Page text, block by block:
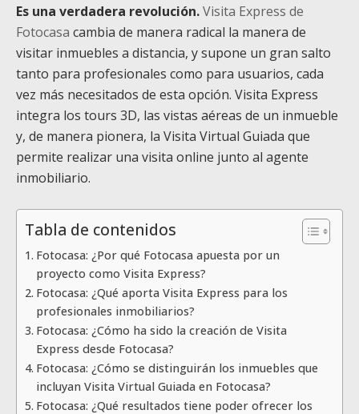
Es una verdadera revolución.Visita Express de
Fotocasa cambia de manera radical la manera de
visitar inmuebles a distancia, y supone un gran salto
tanto para profesionales como para usuarios, cada
vez más necesitados de esta opción. Visita Express
integra los tours 3D, las vistas aéreas de un inmueble
y, de manera pionera, la Visita Virtual Guiada que
permite realizar una visita online junto al agente
inmobiliario.
Tabla de contenidos
Fotocasa: ¿Por qué Fotocasa apuesta por un
proyecto como Visita Express?
Fotocasa: ¿Qué aporta Visita Express para los
profesionales inmobiliarios?
Fotocasa: ¿Cómo ha sido la creación de Visita
Express desde Fotocasa?
Fotocasa: ¿Cómo se distinguirán los inmuebles que
incluyan Visita Virtual Guiada en Fotocasa?
Fotocasa: ¿Qué resultados tiene poder ofrecer los